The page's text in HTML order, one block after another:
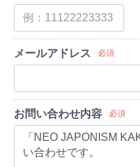
メールアドレス 必須
お問い合わせ内容 必須